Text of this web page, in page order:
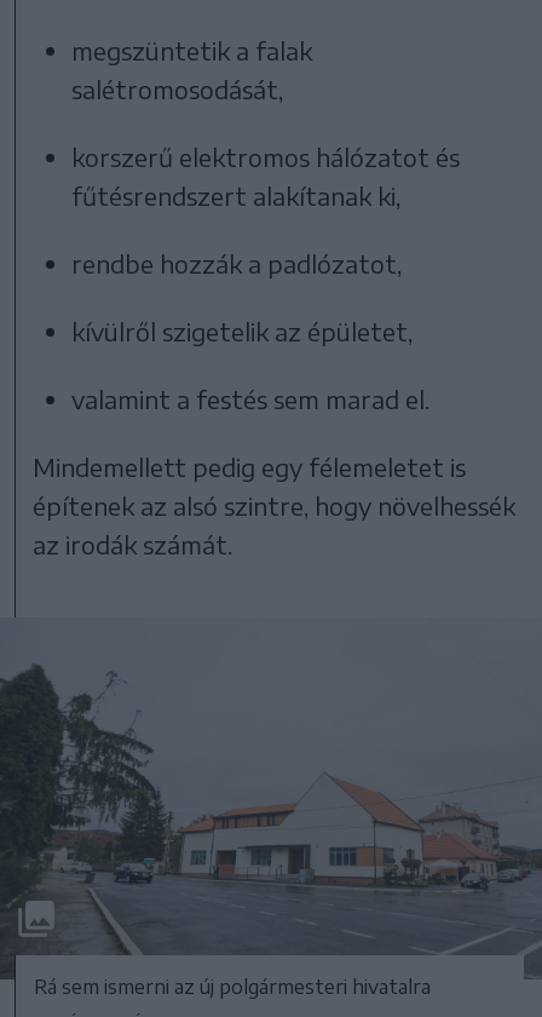
megszüntetik a falak
salétromosodását,
korszerű elektromos hálózatot és
fűtésrendszert alakítanak ki,
rendbe hozzák a padlózatot,
kívülről szigetelik az épületet,
valamint a festés sem marad el.
Mindemellett pedig egy félemeletet is
építenek az alsó szintre, hogy növelhessék
az irodák számát.
Rá sem ismerni az új polgármesteri hivatalra